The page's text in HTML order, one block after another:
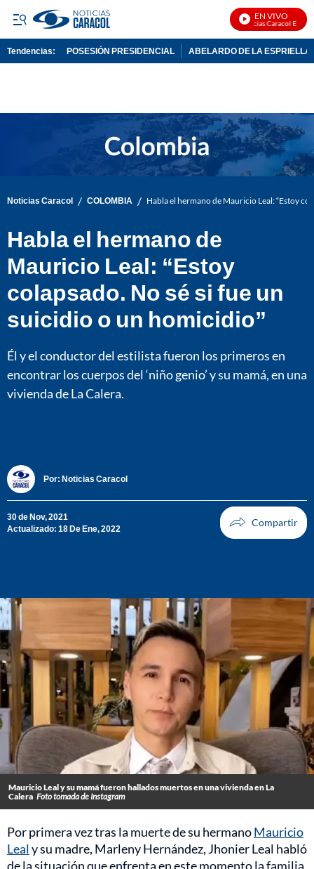
EN VIVO
Noticias Caracol En Vivo
Tendencias: POSESIÓN PRESIDENCIAL ABELARDO DE LA ESPRIELLA
Noticias Caracol / COLOMBIA / Habla el hermano de Mauricio Leal: “Estoy
Habla el hermano de
Mauricio Leal: “Estoy
colapsado. No sé si fue un
suicidio o un homicidio”
Él y el conductor del estilista fueron los primeros en
encontrar los cuerpos del ‘niño genio’ y su mamá, en una
vivienda de La Calera.
Por: Noticias Caracol
30 de Nov, 2021
Actualizado: 18 De Ene, 2022
Mauricio Leal y su mamá fueron hallados muertos en una vivienda en La
Calera Foto tomada de Instagram
Por primera vez tras la muerte de su hermanoMauricio
Lealy su madre, Marleny Hernández, Jhonier Leal habló
de la situación que enfrenta en este momento la familia